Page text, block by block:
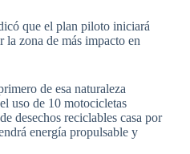
que el plan piloto iniciará
zona de más impacto en
de esa naturaleza
uso de 10 motocicletas
desechos reciclables casa por
energía propulsable y